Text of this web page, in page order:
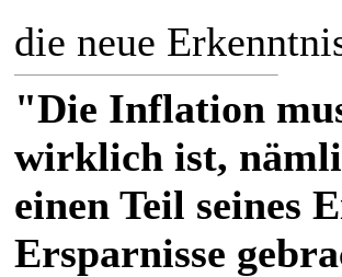
die neue
"Die Inflation
wirklich ist,
einen Teil seines
Ersparnisse